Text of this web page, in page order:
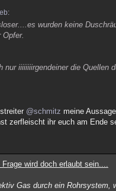
wurden keine
Opfer.
nur iiiiiiiirgendeiner die Quellen
@schmitz meine
zerfleischt ihr euch am Ende
wird doch erlaubt sein....
Gas durch ein